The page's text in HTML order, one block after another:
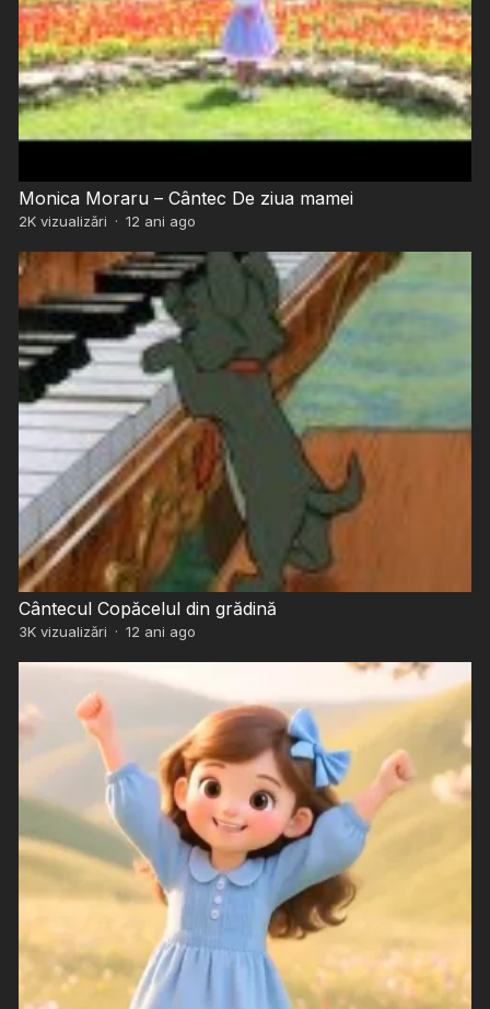
Monica Moraru – Cântec De ziua mamei
2Kvizualizări · 12 ani ago
Cântecul Copăcelul din grădină
3Kvizualizări · 12 ani ago